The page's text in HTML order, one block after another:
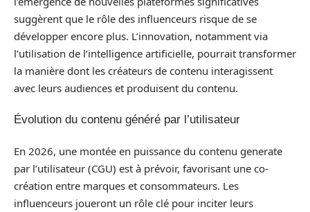
suggèrent que le rôle des influenceurs risque de se
développer encore plus. L’innovation, notamment via
l’utilisation de l’intelligence artificielle, pourrait transformer
la manière dont les créateurs de contenu interagissent
avec leurs audiences et produisent du contenu.
Évolution du contenu généré par l’utilisateur
En 2026, une montée en puissance du contenu generate
par l’utilisateur (CGU) est à prévoir, favorisant une co-
création entre marques et consommateurs. Les
influenceurs joueront un rôle clé pour inciter leurs